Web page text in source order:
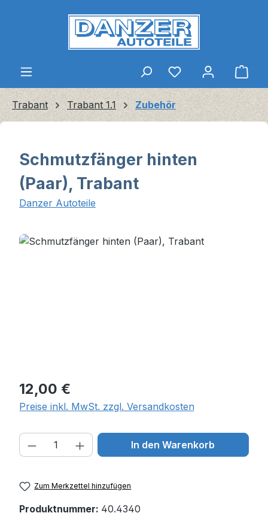
Zum Hauptinhalt springen
Trabant Trabant 1.1 Zubehör
Schmutzfänger hinten
(Paar), Trabant
Danzer Autoteile
Bildergalerie überspringen
Regulärer Preis:
12,00 €
Preise inkl. MwSt. zzgl. Versandkosten
Produkt Anzahl: Gib den
In den Warenkorb
Zum Merkzettel hinzufügen
Produktnummer: 40.4340